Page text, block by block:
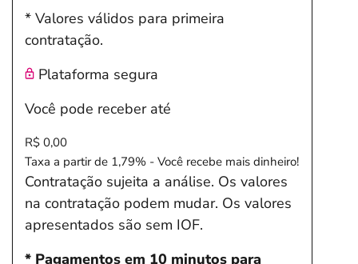
* Valores válidos para primeira
contratação.
Plataforma segura
Você pode receber até
R$ 0,00
Taxa a partir de 1,79% - Você recebe mais dinheiro!
Contratação sujeita a análise. Os valores
na contratação podem mudar. Os valores
apresentados são sem IOF.
* Pagamentos em 10 minutos para